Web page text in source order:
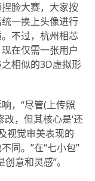
脸大赛，大家按
一换上头像进行
不过，杭州相芯
在仅需一张用户
相似的3D虚拟形
，“尽管(上传照
，但其核心是‘还
视觉审美表现的
同。”在“七小包”
意和灵感”。